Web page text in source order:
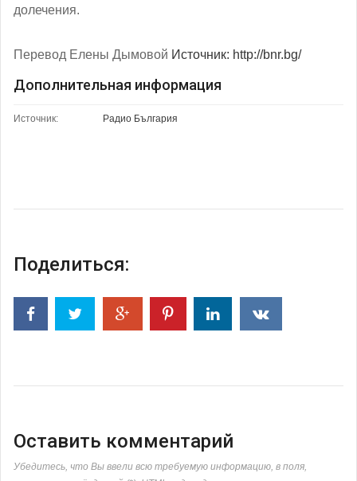
долечения.
Перевод Елены Дымовой Источник: http://bnr.bg/
Дополнительная информация
Источник: Радио България
Поделиться:
Оставить комментарий
Убедитесь, что Вы ввели всю требуемую информацию, в поля,